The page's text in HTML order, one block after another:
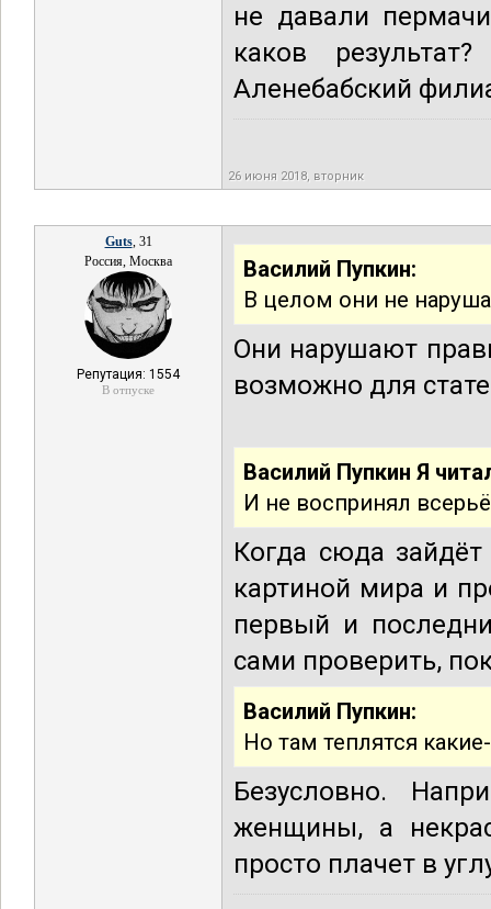
не давали
каков
Аленебабский
26 июня 2018, вторник
Guts, 31
Россия, Москва
Репутация: 1554
В отпуске
Василий Пупкин:
В целом они не
Они нарушают
возможно для
Василий Пупкин Я
И не воспринял
Когда сюда
картиной мира и
первый и
сами проверить,
Василий Пупкин:
Но там теплятся
Безусловно.
женщины, а
просто плачет в